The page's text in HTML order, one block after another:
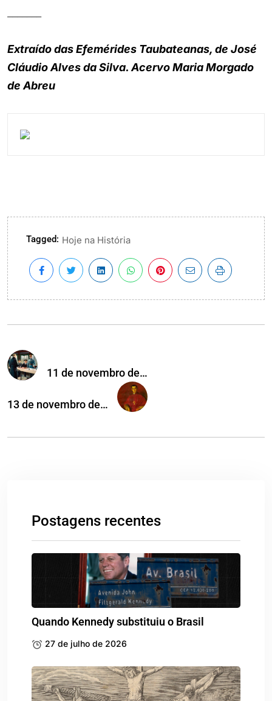
Extraído das Efemérides Taubateanas, de José
Cláudio Alves da Silva. Acervo Maria Morgado
de Abreu
Tagged: Hoje na História
11 de novembro de…
13 de novembro de…
Postagens recentes
Quando Kennedy substituiu o Brasil
27 de julho de 2026